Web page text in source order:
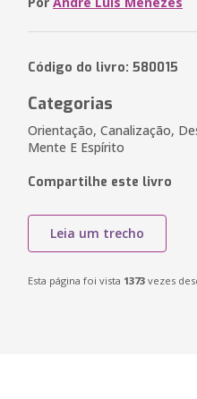
Código do livro: 580015
Categorias
Orientação, Canalização,
Mente E Espírito
Compartilhe este livro
Leia um trecho
Esta página foi vista 1373 vezes